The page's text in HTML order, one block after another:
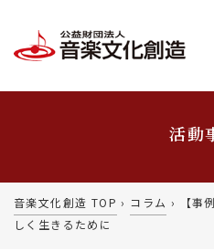
活動
音楽文化創造 TOP › コラム ›
【事
しく生きるために